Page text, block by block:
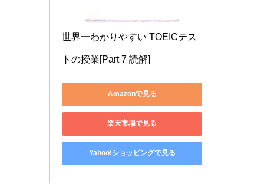
世界一わかりやすい TOEICテス
トの授業[Part 7 読解]
Amazonで見る
楽天市場で見る
Yahoo!ショッピングで見る